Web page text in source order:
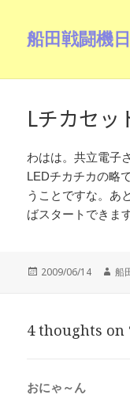
船田戦闘機
Lチカセッ
わはは。共立電子
LEDチカチカの略
うことですな。あ
ばスタートできます
投
2009/06/14
作
船
4 thoughts on
おにゃ～ん